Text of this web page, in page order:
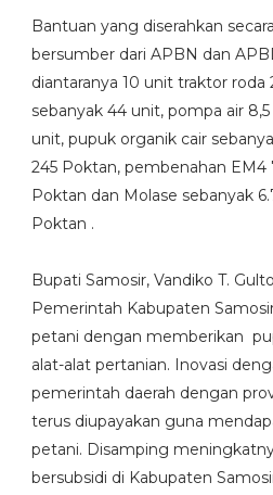
Bantuan yang diserahkan
bersumber dari APBN dan
diantaranya 10 unit traktor roda
sebanyak 44 unit, pompa air
unit, pupuk organik cair
245 Poktan, pembenahan EM4
Poktan dan Molase sebanyak
Poktan .
Bupati Samosir, Vandiko T.
Pemerintah Kabupaten
petani dengan memberikan
alat-alat pertanian. Inovasi
pemerintah daerah dengan
terus diupayakan guna
petani. Disamping
bersubsidi di Kabupaten